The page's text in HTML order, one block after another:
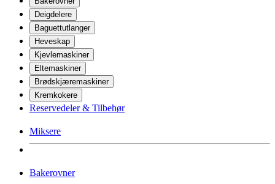
Deigdelere
Baguettutlanger
Heveskap
Kjevlemaskiner
Eltemaskiner
Brødskjæremaskiner
Kremkokere
Reservedeler & Tilbehør
Miksere
Bakerovner